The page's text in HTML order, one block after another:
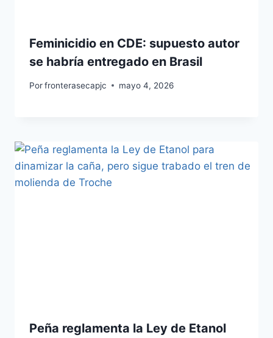
Feminicidio en CDE: supuesto autor
se habría entregado en Brasil
Porfronterasecapjc mayo 4, 2026
Peña reglamenta la Ley de Etanol